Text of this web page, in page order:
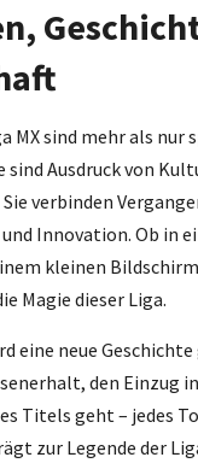
MX sind mehr als nur
sind Ausdruck von
verbinden
Innovation. Ob in
kleinen
Magie dieser Liga.
eine neue
den Einzug
Titels geht – jedes
zur Legende der